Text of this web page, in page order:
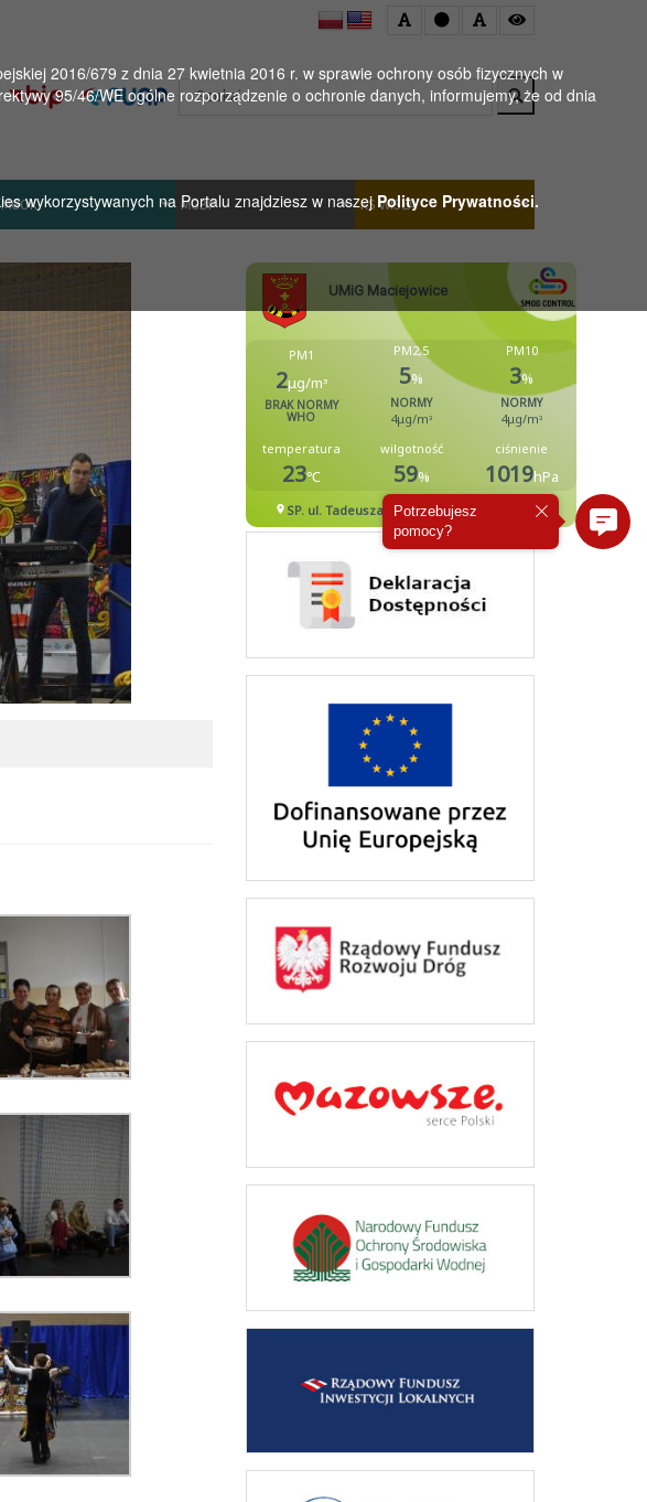
2016/679 z dnia 27 kwietnia 2016 r. w sprawie ochrony osób fizycznych w
95/46/WE ogólne rozporządzenie o ochronie danych, informujemy, że od dnia
wykorzystywanych na Portalu znajdziesz w naszejPolityce Prywatności.
Wyszukaj
MGOK MGBP KS WISŁA
Potrzebujesz
pomocy?